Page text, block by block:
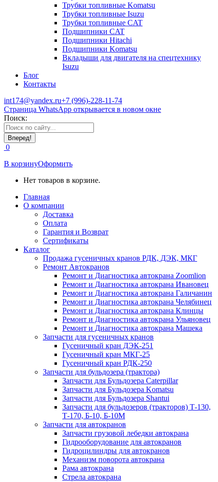
Трубки топливные Komatsu
Трубки топливные Isuzu
Трубки топливные CAT
Подшипники CAT
Подшипники Hitachi
Подшипники Komatsu
Вкладыши для двигателя на спецтехнику
Isuzu
Блог
Контакты
int174@yandex.ru+7 (996)-228-11-74
Страница WhatsApp открывается в новом окне
Поиск:
0
В корзинуОформить
Нет товаров в корзине.
Главная
О компании
Доставка
Оплата
Гарантия и Возврат
Сертификаты
Каталог
Продажа гусеничных кранов РДК, ДЭК, МКГ
Ремонт Автокранов
Ремонт и Диагностика автокрана Zoomlion
Ремонт и Диагностика автокрана Ивановец
Ремонт и Диагностика автокрана Галичанин
Ремонт и Диагностика автокрана Челябинец
Ремонт и Диагностика автокрана Клинцы
Ремонт и Диагностика автокрана Ульяновец
Ремонт и Диагностика автокрана Машека
Запчасти для гусеничных кранов
Гусеничный кран ДЭК-251
Гусеничный кран МКГ-25
Гусеничный кран РДК-250
Запчасти для бульдозера (трактора)
Запчасти для Бульдозера Caterpillar
Запчасти для Бульдозера Komatsu
Запчасти для Бульдозера Shantui
Запчасти для бульдозеров (тракторов) Т-130,
Т-170, Б-10, Б-10М
Запчасти для автокранов
Запчасти грузовой лебедки автокрана
Гидрооборудование для автокранов
Гидроцилиндры для автокранов
Механизм поворота автокрана
Рама автокрана
Стрела автокрана